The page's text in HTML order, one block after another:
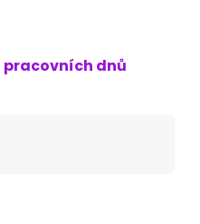
pracovních dnů